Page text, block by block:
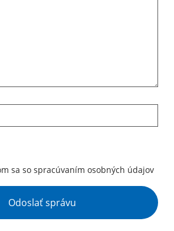
sa so spracúvaním osobných údajov
Response
Odoslať správu